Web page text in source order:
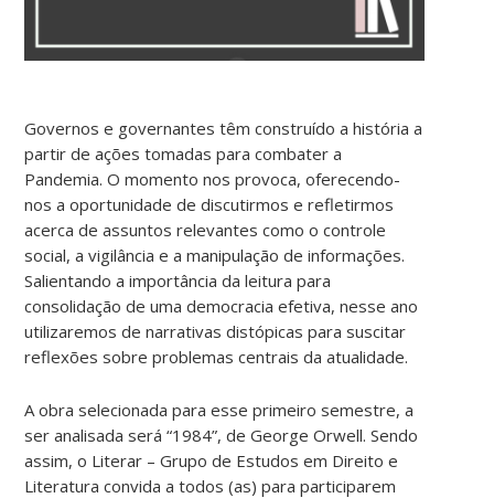
Governos e governantes têm construído a história a
partir de ações tomadas para combater a
Pandemia. O momento nos provoca, oferecendo-
nos a oportunidade de discutirmos e refletirmos
acerca de assuntos relevantes como o controle
social, a vigilância e a manipulação de informações.
Salientando a importância da leitura para
consolidação de uma democracia efetiva, nesse ano
utilizaremos de narrativas distópicas para suscitar
reflexões sobre problemas centrais da atualidade.
A obra selecionada para esse primeiro semestre, a
ser analisada será “1984”, de George Orwell. Sendo
assim, o Literar – Grupo de Estudos em Direito e
Literatura convida a todos (as) para participarem